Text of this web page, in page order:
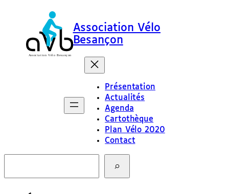
Association Vélo
Besançon
Présentation
Actualités
Agenda
Cartothèque
Plan Vélo 2020
Contact
c